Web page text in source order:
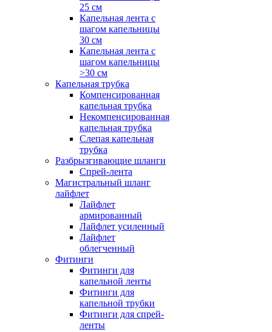
25 см
Капельная лента с
шагом капельницы
30 см
Капельная лента с
шагом капельницы
>30 см
Капельная трубка
Компенсированная
капельная трубка
Некомпенсированная
капельная трубка
Слепая капельная
трубка
Разбрызгивающие шланги
Спрей-лента
Магистральный шланг
лайфлет
Лайфлет
армированный
Лайфлет усиленный
Лайфлет
облегченный
Фитинги
Фитинги для
капельной ленты
Фитинги для
капельной трубки
Фитинги для спрей-
ленты